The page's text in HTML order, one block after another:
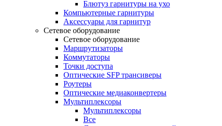
Блютуз гарнитуры на ухо
Компьютерные гарнитуры
Аксессуары для гарнитур
Сетевое оборудование
Сетевое оборудование
Маршрутизаторы
Коммутаторы
Точки доступа
Оптические SFP трансиверы
Роутеры
Оптические медиаконвертеры
Мультиплексоры
Мультиплексоры
Все